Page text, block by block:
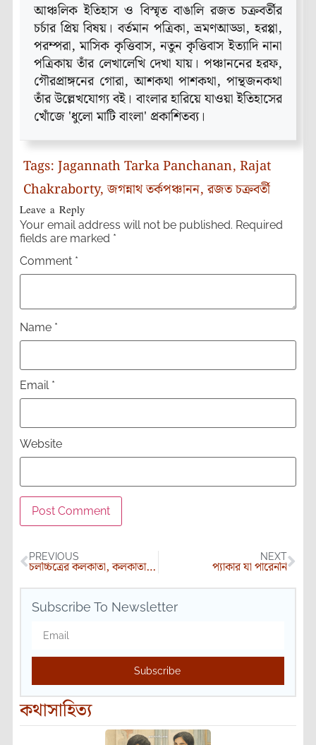
আঞ্চলিক ইতিহাস ও বিস্মৃত বাঙালি রজত চক্রবর্তীর
চর্চার প্রিয় বিষয়। বর্তমান পত্রিকা, ভ্রমণআড্ডা, হরপ্পা,
পরম্পরা, মাসিক কৃত্তিবাস, নতুন কৃত্তিবাস ইত্যাদি নানা
পত্রিকায় তাঁর লেখালেখি দেখা যায়। পঞ্চাননের হরফ,
গৌরপ্রাঙ্গনের গোরা, আশকথা পাশকথা, পান্থজনকথা
তাঁর উল্লেখযোগ্য বই। বাংলার হারিয়ে যাওয়া ইতিহাসের
খোঁজে 'ধুলো মাটি বাংলা' প্রকাশিতব্য।
Tags: Jagannath Tarka Panchanan, Rajat
Chakraborty,জগন্নাথ তর্কপঞ্চানন,রজত চক্রবর্তী
Leave a Reply
Your email address will not be published. Required
fields are marked *
Comment *
Name *
Email *
Website
PREVIOUS
চলচ্চিত্রের কলকাতা, কলকাতার উৎসব
NEXT
প্যাকার যা পারেননি
Subscribe To Newsletter
Subscribe
কথাসাহিত্য